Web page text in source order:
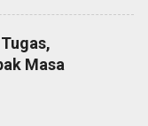
Siger, Bakauheni,
Sebanyak 41
sukses
Putih pada
Selatan, kini
Masa